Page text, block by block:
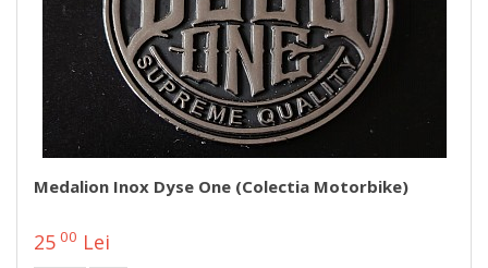
Medalion Inox Dyse One (colectia Motorbike)
25 00 Lei